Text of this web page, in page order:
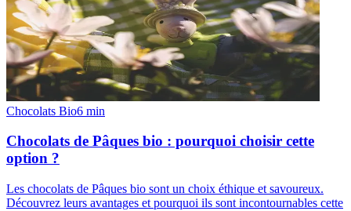
Chocolats Bio6 min
Chocolats de Pâques bio : pourquoi choisir cette
option ?
Les chocolats de Pâques bio sont un choix éthique et savoureux.
Découvrez leurs avantages et pourquoi ils sont incontournables cette